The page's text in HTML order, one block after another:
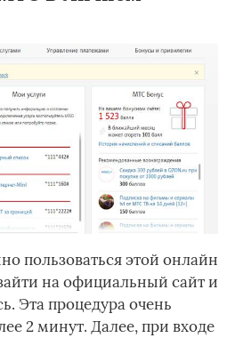
пользоваться этой онлайн
на официальный сайт и
Эта процедура очень
2 минут. Далее, при входе